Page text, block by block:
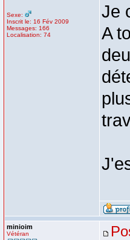
Sexe:
Inscrit le: 16 Fév 2009
Messages: 166
Localisation: 74
Je
A
minioim
Vétéran